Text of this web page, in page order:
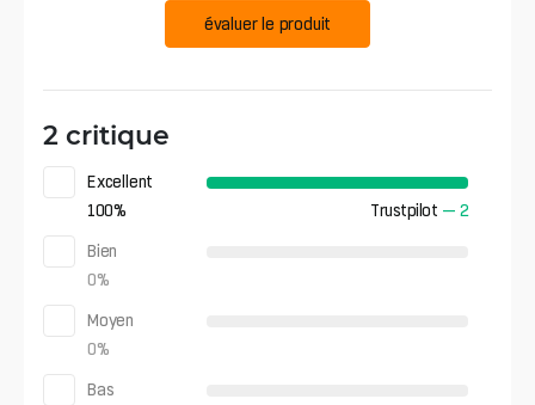
évaluer le produit
2 critique
Excellent
100% Trustpilot — 2
Bien
0%
Moyen
0%
Bas